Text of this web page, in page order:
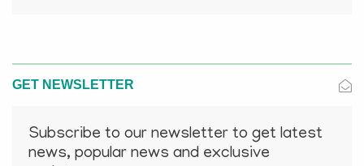
GET NEWSLETTER
Subscribe to our newsletter to get latest
news, popular news and exclusive